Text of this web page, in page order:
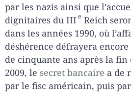
par les nazis ainsi que
dignitaires du III e Reich
dans les années 1990, où
déshérence défrayera
de cinquante ans après la fin
2009, le secret bancaire a de
par le fisc américain, puis